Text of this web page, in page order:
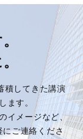
積してきた講演
ます。
イメージなど、
ご連絡くださ